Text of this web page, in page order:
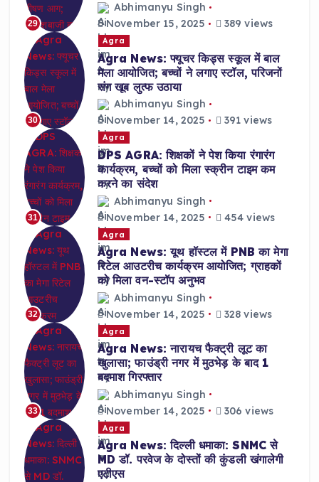
29
Abhimanyu Singh
November 15, 2025
389 views
30
Agra
Agra News: फ्यूचर किड्स स्कूल में बाल
मेला आयोजित; बच्चों ने लगाए स्टॉल, परिजनों
संग खूब लुत्फ उठाया
Abhimanyu Singh
November 14, 2025
391 views
31
Agra
DPS AGRA: शिक्षकों ने पेश किया रंगारंग
कार्यक्रम, बच्चों को मिला स्क्रीन टाइम कम
करने का संदेश
Abhimanyu Singh
November 14, 2025
454 views
32
Agra
Agra News: यूथ हॉस्टल में PNB का मेगा
रिटेल आउटरीच कार्यक्रम आयोजित; ग्राहकों
को मिला वन-स्टॉप अनुभव
Abhimanyu Singh
November 14, 2025
328 views
33
Agra
Agra News: नारायच फैक्ट्री लूट का
खुलासा; फाउंड्री नगर में मुठभेड़ के बाद 1
बदमाश गिरफ्तार
Abhimanyu Singh
November 14, 2025
306 views
Agra
Agra News: दिल्ली धमाका: SNMC से
MD डॉ. परवेज के दोस्तों की कुंडली खंगालेगी
एटीएस